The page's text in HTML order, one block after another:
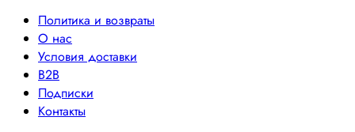
Политика и возвраты
О нас
Условия доставки
B2B
Подписки
Контакты